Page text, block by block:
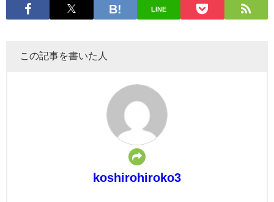
LINE
この記事を書いた人
koshirohiroko3